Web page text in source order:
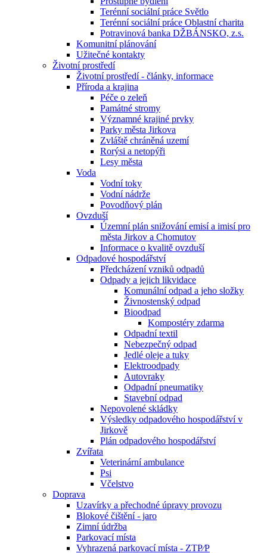
Terénní sociální práce Světlo
Terénní sociální práce Oblastní charita
Potravinová banka DŽBÁNSKO, z.s.
Komunitní plánování
Užitečné kontakty
Životní prostředí
Životní prostředí - články, informace
Příroda a krajina
Péče o zeleň
Památné stromy
Významné krajiné prvky
Parky města Jirkova
Zvláště chráněná uzemí
Rorýsi a netopýři
Lesy města
Voda
Vodní toky
Vodní nádrže
Povodňový plán
Ovzduší
Územní plán snižování emisí a imisí pro
města Jirkov a Chomutov
Informace o kvalitě ovzduší
Odpadové hospodářství
Předcházení vzniků odpadů
Odpady a jejich likvidace
Komunální odpad a jeho složky
Živnostenský odpad
Bioodpad
Kompostéry zdarma
Odpadní textil
Nebezpečný odpad
Jedlé oleje a tuky
Elektroodpady
Autovraky
Odpadní pneumatiky
Stavební odpad
Nepovolené skládky
Výsledky odpadového hospodářství v
Jirkově
Plán odpadového hospodářství
Zvířata
Veterinární ambulance
Psi
Včelstvo
Doprava
Uzavírky a přechodné úpravy provozu
Blokové čištění - jaro
Zimní údržba
Parkovací místa
Vyhrazená parkovací místa - ZTP⁄P